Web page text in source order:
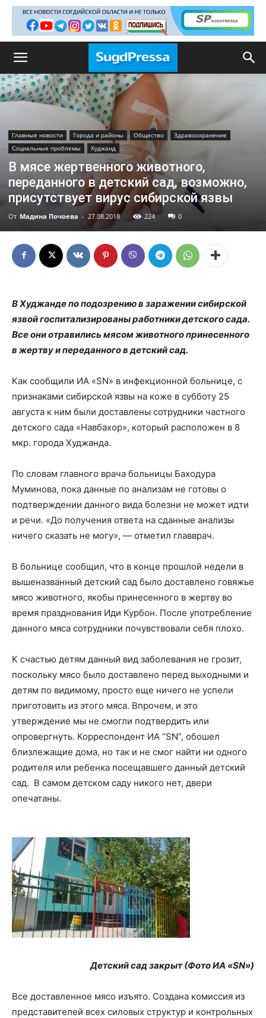
Главные новости Города и районы Общество
Здравоохранение
Социальные проблемы
Худжанд
В мясе жертвенного животного,
переданного в детский сад, возможно,
присутствует вирус сибирской язвы
От Мадина Почоева - 27.08.2018 224 0
В Худжанде по подозрению в заражении сибирской
язвой госпитализированы работники детского сада.
Все они отравились мясом животного принесенного
в жертву и переданного в детский сад.
Как сообщили ИА «SN» в инфекционной больнице, с
признаками сибирской язвы на коже в субботу 25
августа к ним были доставлены сотрудники частного
детского сада «Навбахор», который расположен в 8
мкр. города Худжанда.
По словам главного врача больницы Баходура
Муминова, пока данные по анализам не готовы о
подтверждении данного вида болезни не может идти
и речи. «До получения ответа на сданные анализы
ничего сказать не могу», — отметил главврач.
В больнице сообщил, что в конце прошлой недели в
вышеназванный детский сад было доставлено говяжье
мясо животного, якобы принесенного в жертву во
время празднования Иди Курбон. После употребление
данного мяса сотрудники почувствовали себя плохо.
К счастью детям данный вид заболевания не грозит,
поскольку мясо было доставлено перед выходными и
детям по видимому, просто еще ничего не успели
приготовить из этого мяса. Впрочем, и это
утверждение мы не смогли подтвердить или
опровергнуть. Корреспондент ИА “SN”, обошел
близлежащие дома, но так и не смог найти ни одного
родителя или ребенка посещавшего данный детский
сад. В самом детском саду никого нет, двери
опечатаны.
Детский сад закрыт (Фото ИА «SN»)
Все доставленное мясо изъято. Создана комиссия из
представителей всех силовых структур и контрольных